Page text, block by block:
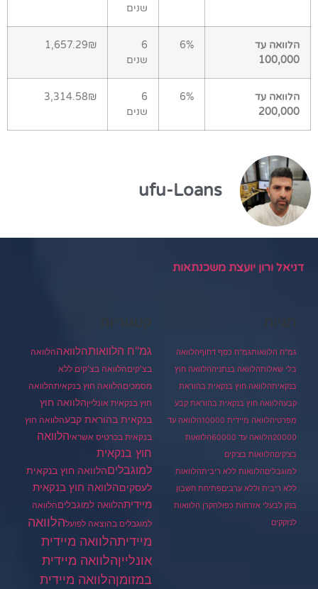
שנים
הלוואה עד
100,000
6%
6
שנים
1,657.29₪
הלוואה עד
200,000
6%
6
שנים
3,314.58₪
ufu-Loans
דניאל ורון יועצת משכנתאות
תגיות
גמ"ח הלוואותגמ"ח כסף דחוףהלוואה
בלי שאלותהלוואה בנתניההלוואה חוץ
בנקאיתהלוואה חוץ בנקאית בהוראת
קבעהלוואה חוץ בנקאית בהוראת קבע
מפרטיהלוואה מיידית 10000
הלוואה עד
20000הלוואה עד 60000
הלוואות
בצ'קיםהלוואות בצ'קים
למוגבליםהלוואות ללא ריביתהלוואות
ללא ריבית וללא ערביםפתיחת חשבון
בנק לבעלי אזרחות כפולהקרן הלוואות
לנזקקים
קטגוריות
גמ"ח הלוואותהלוואההלוואה
בצ'קיםהלוואה בצ'קים ללא
מסמכיםהלוואה חוץ בנקאיתהלוואה
חוץ בנקאית אונלייןהלוואה חוץ
בנקאית בהוראת קבעהלוואה חוץ
בנקאית בכרטיס אשראיהלוואה
חוץ בנקאית
למוגבליםהלוואה חוץ בנקאית
לעסקיםהלוואה חוץ בנקאית
מיידיתהלוואה למוגבליםהלוואה
למוגבלים בהוצאה לפועלהלוואה
מיידיתהלוואה מיידית
אונלייןהלוואה מיידית
במזומןהלוואה מיידית